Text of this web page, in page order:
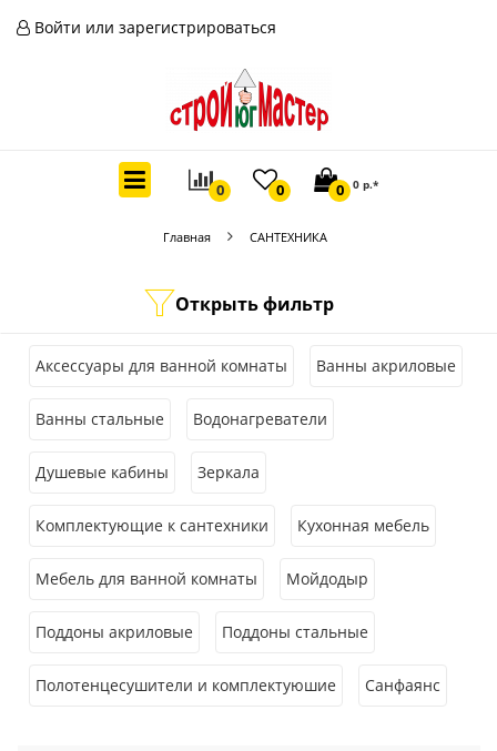
Войти или зарегистрироваться
0 0 0 0 р.*
Главная САНТЕХНИКА
Открыть фильтр
Аксессуары для ванной комнаты Ванны акриловые
Ванны стальные Водонагреватели
Душевые кабины Зеркала
Комплектующие к сантехники Кухонная мебель
Мебель для ванной комнаты Мойдодыр
Поддоны акриловые Поддоны стальные
Полотенцесушители и комплектуюшие Санфаянс